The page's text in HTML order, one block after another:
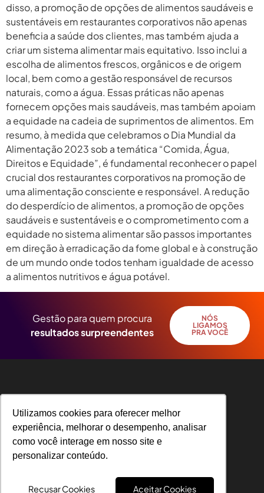
Utilizamos cookies para oferecer melhor
experiência, melhorar o desempenho, analisar
como você interage em nosso site e
personalizar conteúdo.
Recusar Cookies Aceitar Cookies
Utilizamos cookies para oferecer melhor
experiência, melhorar o desempenho, analisar
como você interage em nosso site e
personalizar conteúdo.
Recusar Cookies Aceitar Cookies
disso, a promoção de opções de alimentos saudáveis e
sustentáveis em restaurantes corporativos não apenas
beneficia a saúde dos clientes, mas também ajuda a
criar um sistema alimentar mais equitativo. Isso inclui a
escolha de alimentos frescos, orgânicos e de origem
local, bem como a gestão responsável de recursos
naturais, como a água. Essas práticas não apenas
fornecem opções mais saudáveis, mas também apoiam
a equidade na cadeia de suprimentos de alimentos. Em
resumo, à medida que celebramos o Dia Mundial da
Alimentação 2023 sob a temática “Comida, Água,
Direitos e Equidade”, é fundamental reconhecer o papel
crucial dos restaurantes corporativos na promoção de
uma alimentação consciente e responsável. A redução
do desperdício de alimentos, a promoção de opções
saudáveis e sustentáveis e o comprometimento com a
equidade no sistema alimentar são passos importantes
em direção à erradicação da fome global e à construção
de um mundo onde todos tenham igualdade de acesso
a alimentos nutritivos e água potável.
Gestão para quem procura
resultados surpreendentes
NÓS
LIGAMOS
PRA VOCÊ
R. Angelo Michelin, 31 – Universitário, Caxias